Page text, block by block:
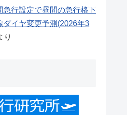
急行設定で昼間の急行格下
イヤ変更予測(2026年3
り